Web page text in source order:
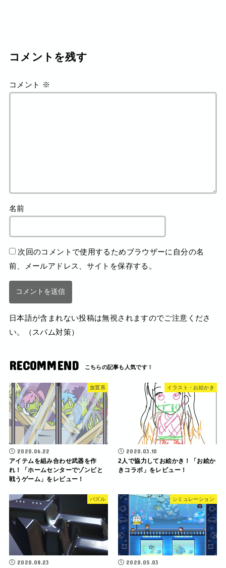
コメントを残す
コメント ※
名前
次回のコメントで使用するためブラウザーに自分の名
前、メールアドレス、サイトを保存する。
日本語が含まれない投稿は無視されますのでご注意くださ
い。（スパム対策）
RECOMMEND
放置系
2020.06.22
アイテムを組み合わせ武器を作
れ！「ホームセンターでゾンビと
戦うゲーム」をレビュー！
イラスト・お絵かき
2020.03.10
2人で協力してお絵かき！「お絵か
きコラボ」をレビュー！
パズル
2020.08.23
シミュレーション
2020.05.03